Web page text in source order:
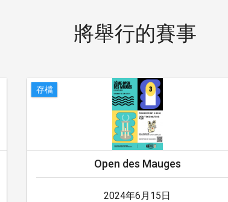
將舉行的賽事
存檔
Open des Mauges
2024年6月15日